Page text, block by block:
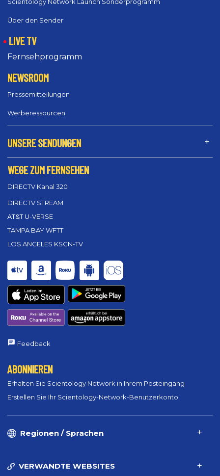
Über den Sender
LIVE TV
Fernsehprogramm
NEWSROOM
Pressemitteilungen
Werberessourcen
UNSERE SENDUNGEN
WEGE ZUM FERNSEHEN
DIRECTV Kanal 320
DIRECTV STREAM
AT&T U-VERSE
TAMPA BAY WFTT
LOS ANGELES KSCN-TV
Feedback
ABONNIEREN
Erhalten Sie Scientology Network in Ihrem Posteingang
Erstellen Sie Ihr Scientology-Network-Benutzerkonto
Regionen / Sprachen
VERWANDTE WEBSITES